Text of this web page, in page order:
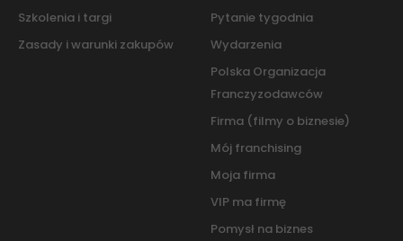
Szkolenia i targi
Zasady i warunki zakupów
Pytanie tygodnia
Wydarzenia
Polska Organizacja
Franczyzodawców
Firma (filmy o biznesie)
Mój franchising
Moja firma
VIP ma firmę
Pomysł na biznes